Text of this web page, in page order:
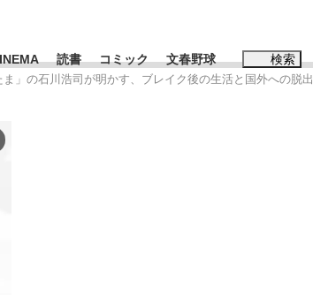
読書 コミック 文春野球 検索
」の石川浩司が明かす、ブレイク後の生活と国外への脱出